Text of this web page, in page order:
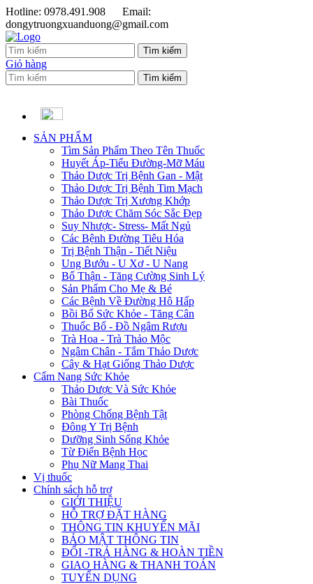
Hotline: 0978.491.908
Email:
dongytruongxuanduong@gmail.com
Giỏ hàng
SẢN PHẨM
Tìm Sản Phẩm Theo Tên Thuốc
Huyết Áp-Tiểu Đường-Mỡ Máu
Thảo Dược Trị Bệnh Gan - Mật
Thảo Dược Trị Bệnh Tim Mạch
Thảo Dược Trị Xương Khớp
Thảo Dược Chăm Sóc Sắc Đẹp
Suy Nhược- Stress- Mất Ngủ
Các Bệnh Đường Tiêu Hóa
Trị Bệnh Thận - Tiết Niệu
Ung Bướu - U Xơ - U Nang
Bổ Thận - Tăng Cường Sinh Lý
Sản Phẩm Cho Mẹ & Bé
Các Bệnh Về Đường Hô Hấp
Bồi Bổ Sức Khỏe - Tăng Cân
Thuốc Bổ - Đồ Ngâm Rượu
Trà Hoa - Trà Thảo Mộc
Ngâm Chân - Tắm Thảo Dược
Cây & Hạt Giống Thảo Dược
Cẩm Nang Sức Khỏe
Thảo Dược Và Sức Khỏe
Bài Thuốc
Phòng Chống Bệnh Tật
Đông Y Trị Bệnh
Dưỡng Sinh Sống Khỏe
Từ Điển Bệnh Học
Phụ Nữ Mang Thai
Vị thuốc
Chính sách hỗ trợ
GIỚI THIỆU
HỖ TRỢ ĐẶT HÀNG
THÔNG TIN KHUYẾN MÃI
BẢO MẬT THÔNG TIN
ĐỔI -TRẢ HÀNG & HOÀN TIỀN
GIAO HÀNG & THANH TOÁN
TUYỂN DỤNG